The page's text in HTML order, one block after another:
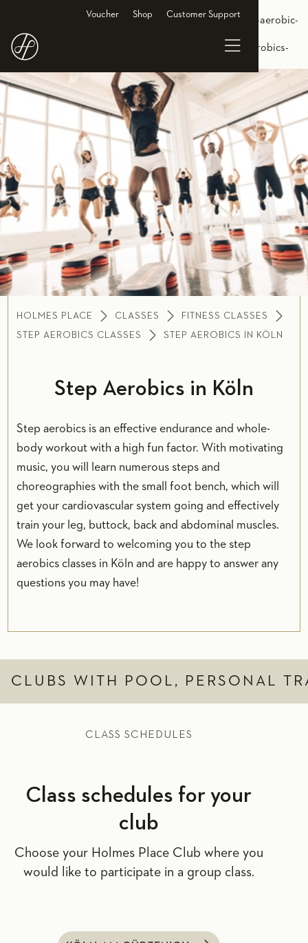
href="https://www.holmesplace.de/gruppenkurse-cl/step-aerobic-
koln"/> <link rel="alternate" hreflang="en-DE"
href="https://en.holmesplace.de/groupclasses-cl/step-aerobics-
koln"/>
Voucher Shop Customer Support
HOLMES PLACE CLASSES
FITNESS CLASSES
STEP AEROBICS CLASSES
STEP AEROBICS IN KÖLN
Step Aerobics in Köln
Step aerobics is an effective endurance and whole-
body workout with a high fun factor. With motivating
music, you will learn numerous steps and
choreographies with the small foot bench, which will
get your cardiovascular system going and effectively
train your leg, buttock, back and abdominal muscles.
We look forward to welcoming you to the step
aerobics classes in Köln and are happy to answer any
questions you may have!
CLUBS WITH POOL, PERSONAL
CLASS SCHEDULES
Class schedules for your
club
Choose your Holmes Place Club where you
would like to participate in a group class.